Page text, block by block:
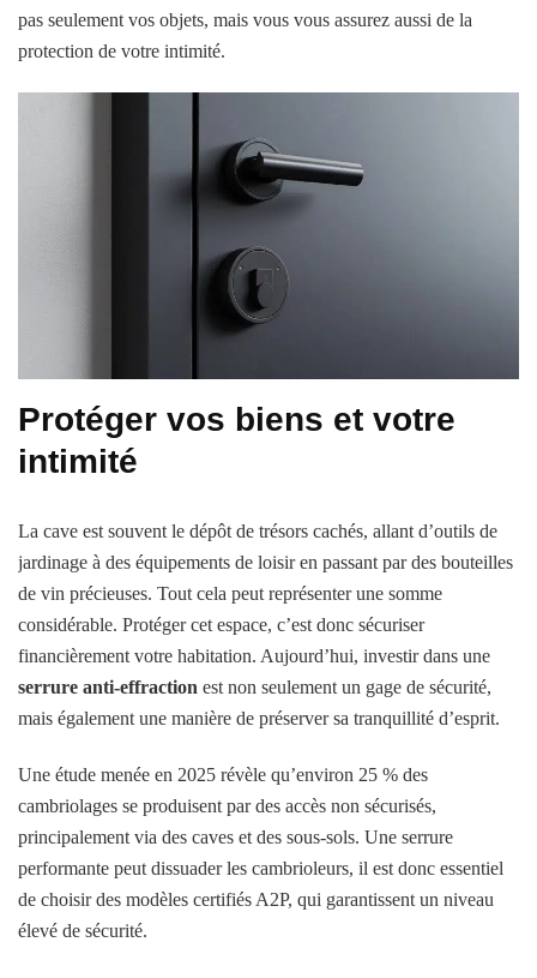
pas seulement vos objets, mais vous vous assurez aussi de la
protection de votre intimité.
Protéger vos biens et votre
intimité
La cave est souvent le dépôt de trésors cachés, allant d’outils de
jardinage à des équipements de loisir en passant par des bouteilles
de vin précieuses. Tout cela peut représenter une somme
considérable. Protéger cet espace, c’est donc sécuriser
financièrement votre habitation. Aujourd’hui, investir dans une
serrure anti-effraction est non seulement un gage de sécurité,
mais également une manière de préserver sa tranquillité d’esprit.
Une étude menée en 2025 révèle qu’environ 25 % des
cambriolages se produisent par des accès non sécurisés,
principalement via des caves et des sous-sols. Une serrure
performante peut dissuader les cambrioleurs, il est donc essentiel
de choisir des modèles certifiés A2P, qui garantissent un niveau
élevé de sécurité.